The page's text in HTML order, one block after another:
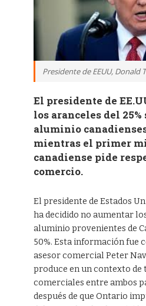
Presidente de EEUU, Donald
El presidente de
los aranceles del 25%
aluminio
mientras el primer
canadiense pide
comercio.
El presidente de Estados
ha decidido no aumentar
aluminio provenientes de
50%. Esta información fue
asesor comercial Peter
produce en un contexto de
comerciales entre ambos
después de que Ontario